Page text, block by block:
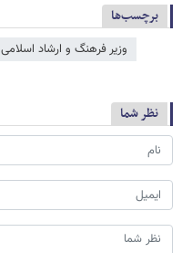
برچسب‌ها
وزیر فرهنگ و ارشاد اسلامی
نظر شما